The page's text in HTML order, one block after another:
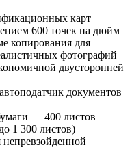
карт
600 точек на дюйм
копирования для
фотографий
двусторонней
документов
— 400 листов
1 300 листов)